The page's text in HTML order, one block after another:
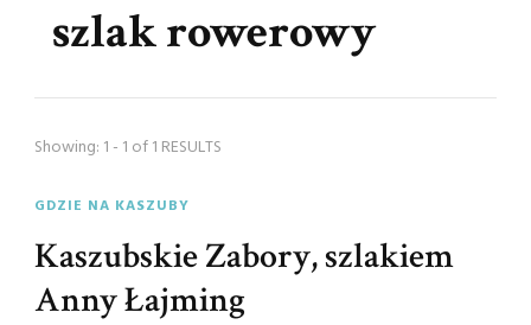
szlak rowerowy
Showing: 1 - 1 of 1 RESULTS
GDZIE NA KASZUBY
Kaszubskie Zabory, szlakiem
Anny Łajming